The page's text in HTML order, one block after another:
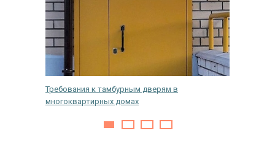
Требования к тамбурным дверям в
многоквартирных домах